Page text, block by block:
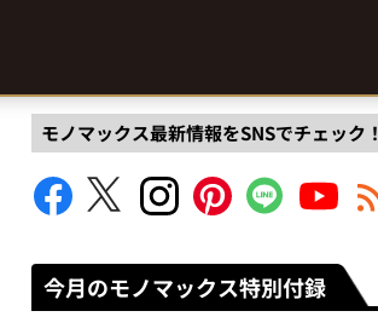
モノマックス最新情報をSNSでチェック！
今月のモノマックス特別付録